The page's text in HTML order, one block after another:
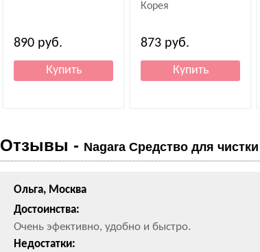
890 руб.
Корея
873 руб.
Отзывы - Nagara Средство для
Ольга, Москва
Достоинства:
Очень эфективно, удобно и быстро.
Недостатки: